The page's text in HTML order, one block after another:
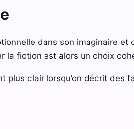
dans son imaginaire et
la fiction est alors un choix
plus clair lorsqu’on décrit des